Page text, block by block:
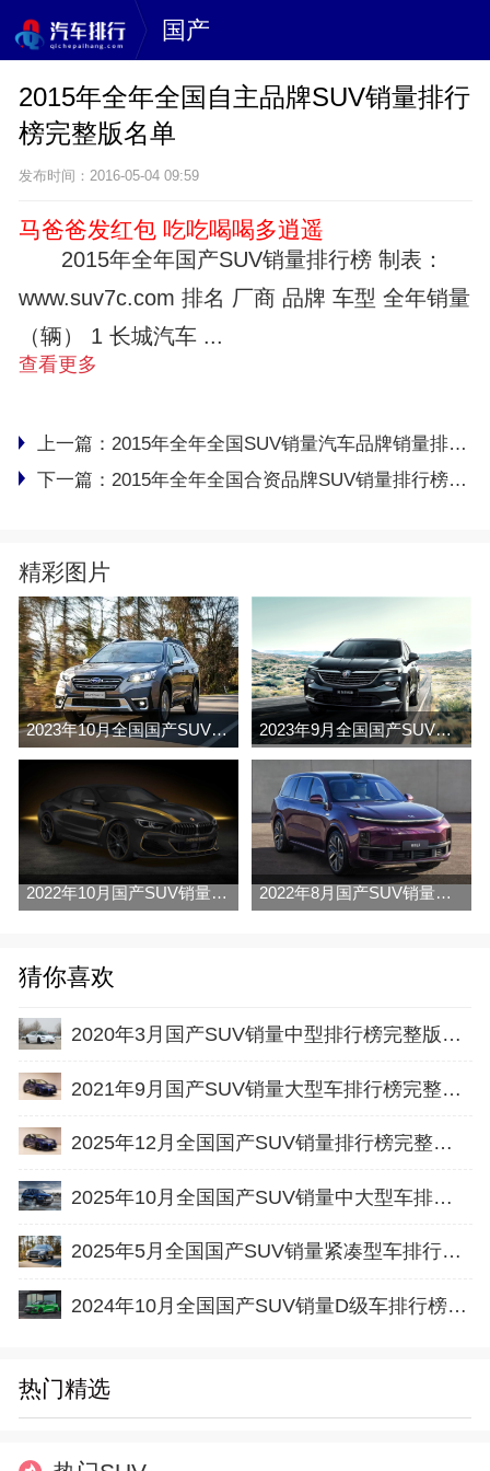
国产
2015年全年全国自主品牌SUV销量排行
榜完整版名单
发布时间：2016-05-04 09:59
马爸爸发红包 吃吃喝喝多逍遥
2015年全年国产SUV销量排行榜 制表：
www.suv7c.com 排名 厂商 品牌 车型 全年销量
（辆） 1 长城汽车 ...
查看更多
上一篇： 2015年全年全国SUV销量汽车品牌销量排行榜完整版名单
下一篇： 2015年全年全国合资品牌SUV销量排行榜完整版名单
精彩图片
2023年10月全国国产SUV销量排行榜完整版(零售量 2023年9月全国国产SUV销量排行榜完整版(零售量
2022年10月国产SUV销量排行榜（零售 2022年8月国产SUV销量排行榜完整版名单
猜你喜欢
2020年3月国产SUV销量中型排行榜完整版名单
2021年9月国产SUV销量大型车排行榜完整版名单
2025年12月全国国产SUV销量排行榜完整版(零售量
2025年10月全国国产SUV销量中大型车排行榜完整版(零售量
2025年5月全国国产SUV销量紧凑型车排行榜完整版(批发量
2024年10月全国国产SUV销量D级车排行榜完整版(批发量
热门精选